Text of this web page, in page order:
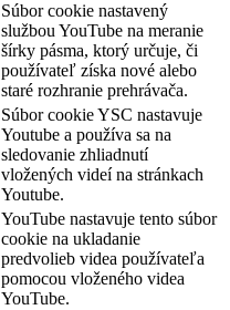
Súbor cookie nastavený
službou YouTube na meranie
šírky pásma, ktorý určuje, či
používateľ získa nové alebo
staré rozhranie prehrávača.
Súbor cookie YSC nastavuje
Youtube a používa sa na
sledovanie zhliadnutí
vložených videí na stránkach
Youtube.
YouTube nastavuje tento súbor
cookie na ukladanie
predvolieb videa používateľa
pomocou vloženého videa
YouTube.